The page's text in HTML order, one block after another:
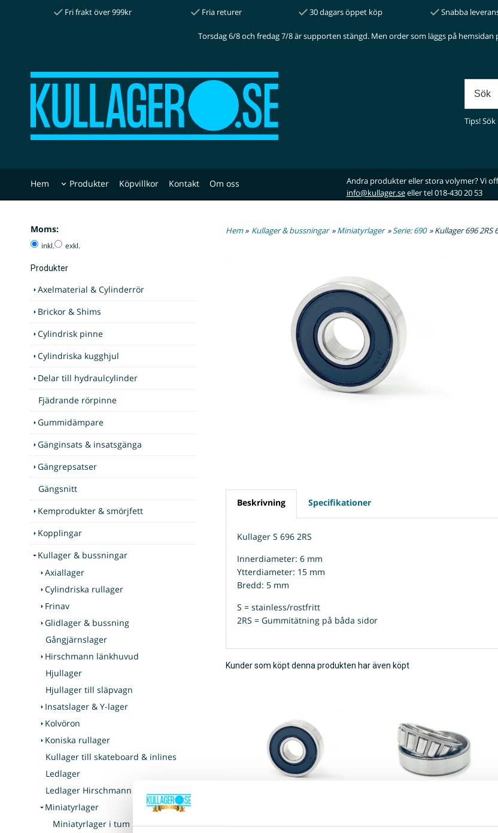
Fri frakt över 999kr Fria returer 30 dagars öppet köp Snabba
Torsdag 6/8 och fredag 7/8 är supporten stängd. Men order som läggs på hemsidan
Tips!
Hem Produkter Köpvillkor Kontakt Om oss
Andra produkter eller stora volymer? Vi
info@kullager.seeller tel 018-430 20 53
Moms:
inkl. exkl.
Produkter
Axelmaterial & Cylinderrör
Brickor & Shims
Cylindrisk pinne
Cylindriska kugghjul
Delar till hydraulcylinder
Fjädrande rörpinne
Gummidämpare
Gänginsats & insatsgänga
Gängrepsatser
Gängsnitt
Kemprodukter & smörjfett
Kopplingar
Kullager & bussningar
Axiallager
Cylindriska rullager
Frinav
Glidlager & bussning
Gångjärnslager
Hirschmann länkhuvud
Hjullager
Hjullager till släpvagn
Insatslager & Y-lager
Kolvöron
Koniska rullager
Kullager till skateboard & inlines
Ledlager
Ledlager Hirschmann
Miniatyrlager
Miniatyrlager i tum
Hem» Kullager & bussningar »Miniatyrlager »Serie: 690 » Kullager 696 2RS
Beskrivning Specifikationer
Kullager S 696 2RS
Innerdiameter: 6 mm
Ytterdiameter: 15 mm
Bredd: 5 mm
S = stainless/rostfritt
2RS = Gummitätning på båda sidor
Kunder som köpt denna produkten har även köpt